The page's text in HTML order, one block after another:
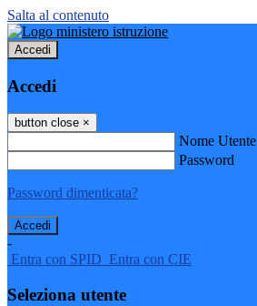
Salta al contenuto
Accedi
Accedi
button close ×
Nome Utente
Password
Password dimenticata?
-
Entra con SPID Entra con CIE
Seleziona utente